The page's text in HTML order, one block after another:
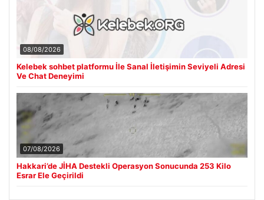
08/08/2026
Kelebek sohbet platformu İle Sanal İletişimin Seviyeli Adresi
Ve Chat Deneyimi
07/08/2026
Hakkari’de JİHA Destekli Operasyon Sonucunda 253 Kilo
Esrar Ele Geçirildi